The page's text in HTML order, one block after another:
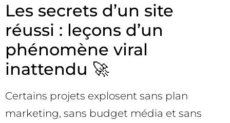
Les secrets d’un site
réussi : leçons d’un
phénomène viral
inattendu 🚀
Certains projets explosent sans plan
marketing, sans budget média et sans